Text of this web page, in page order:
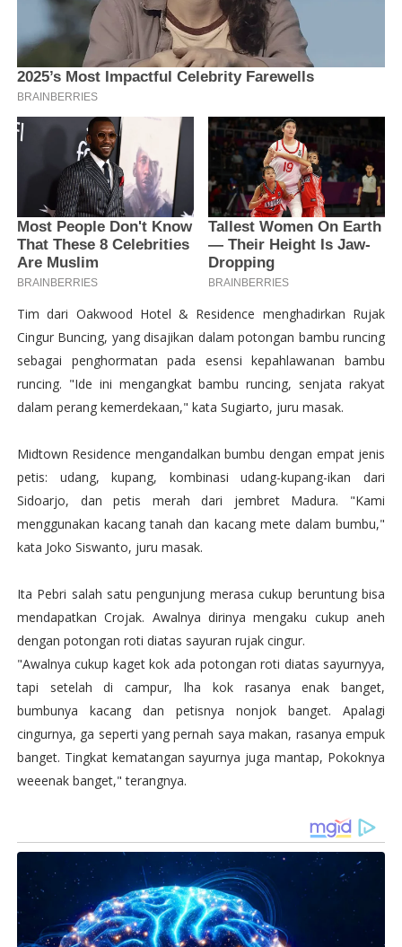
Tim dari Oakwood Hotel & Residence menghadirkan Rujak
Cingur Buncing, yang disajikan dalam potongan bambu runcing
sebagai penghormatan pada esensi kepahlawanan bambu
runcing. "Ide ini mengangkat bambu runcing, senjata rakyat
dalam perang kemerdekaan," kata Sugiarto, juru masak.
Midtown Residence mengandalkan bumbu dengan empat jenis
petis: udang, kupang, kombinasi udang-kupang-ikan dari
Sidoarjo, dan petis merah dari jembret Madura. "Kami
menggunakan kacang tanah dan kacang mete dalam bumbu,"
kata Joko Siswanto, juru masak.
Ita Pebri salah satu pengunjung merasa cukup beruntung bisa
mendapatkan Crojak. Awalnya dirinya mengaku cukup aneh
dengan potongan roti diatas sayuran rujak cingur.
"Awalnya cukup kaget kok ada potongan roti diatas sayurnyya,
tapi setelah di campur, lha kok rasanya enak banget,
bumbunya kacang dan petisnya nonjok banget. Apalagi
cingurnya, ga seperti yang pernah saya makan, rasanya empuk
banget. Tingkat kematangan sayurnya juga mantap, Pokoknya
weeenak banget," terangnya.